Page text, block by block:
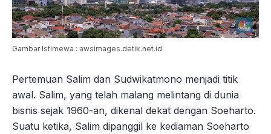
Gambar Istimewa : awsimages.detik.net.id
Pertemuan Salim dan Sudwikatmono menjadi titik
awal. Salim, yang telah malang melintang di dunia
bisnis sejak 1960-an, dikenal dekat dengan Soeharto.
Suatu ketika, Salim dipanggil ke kediaman Soeharto